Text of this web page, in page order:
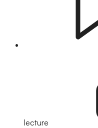
lecture